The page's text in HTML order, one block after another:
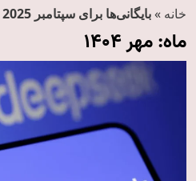
خانه »بایگانی‌ها برای سپتامبر 2025
ماه:مهر 1404